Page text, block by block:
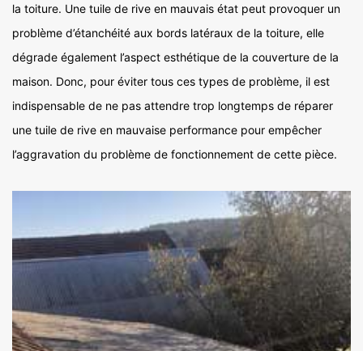
la toiture. Une tuile de rive en mauvais état peut provoquer un
problème d’étanchéité aux bords latéraux de la toiture, elle
dégrade également l’aspect esthétique de la couverture de la
maison. Donc, pour éviter tous ces types de problème, il est
indispensable de ne pas attendre trop longtemps de réparer
une tuile de rive en mauvaise performance pour empêcher
l’aggravation du problème de fonctionnement de cette pièce.